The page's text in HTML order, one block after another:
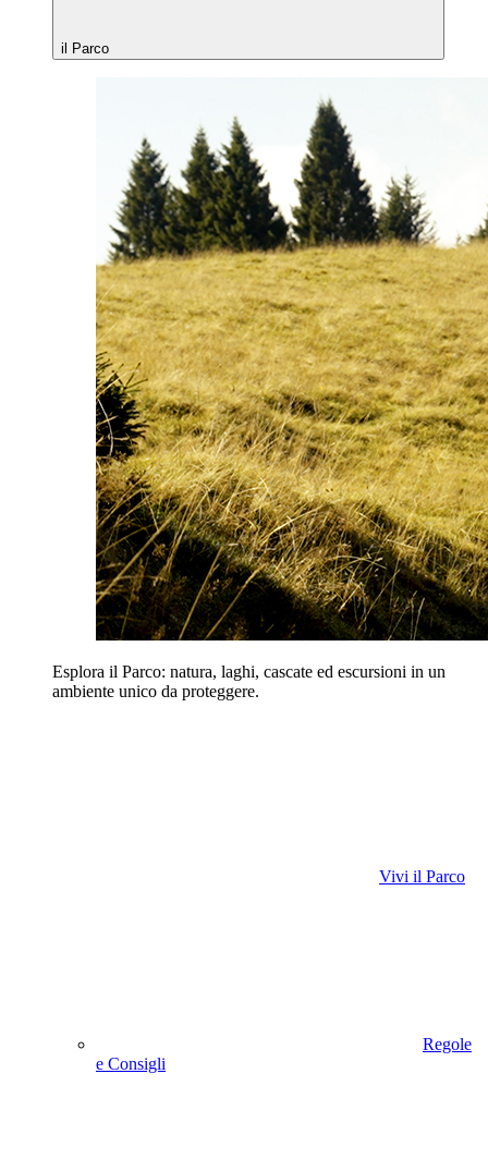
il Parco
Esplora il Parco: natura, laghi, cascate ed escursioni in un
ambiente unico da proteggere.
Vivi il Parco
Regole
e Consigli